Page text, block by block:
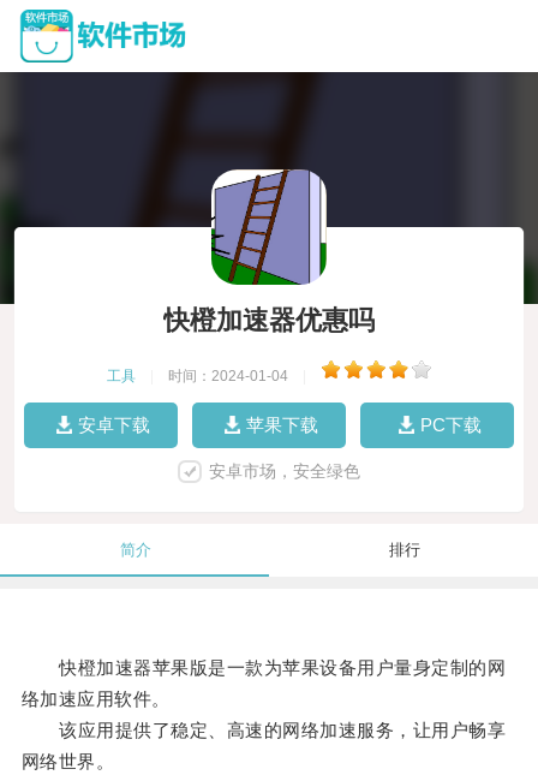
快橙加速器优惠吗
工具 时间：2024-01-04
安卓下载 苹果下载 PC下载
安卓市场，安全绿色
简介 排行
快橙加速器苹果版是一款为苹果设备用户量身定制的网
络加速应用软件。
该应用提供了稳定、高速的网络加速服务，让用户畅享
网络世界。